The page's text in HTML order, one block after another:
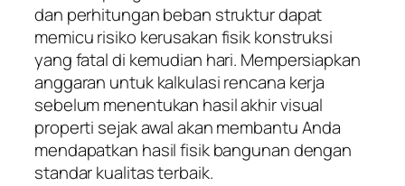
dan perhitungan beban struktur dapat
memicu risiko kerusakan fisik konstruksi
yang fatal di kemudian hari. Mempersiapkan
anggaran untuk kalkulasi rencana kerja
sebelum menentukan hasil akhir visual
properti sejak awal akan membantu Anda
mendapatkan hasil fisik bangunan dengan
standar kualitas terbaik.